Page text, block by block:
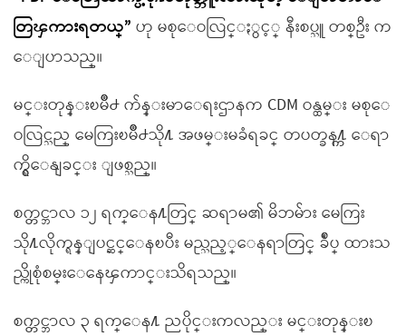
တြၾကားရတယ္” ဟု မစုေဝလြင္ႏွင့္ နီးစပ္သူ တစ္ဦး က
ေျပာသည္။
မင္းတုန္းၿမိဳ႕ က်န္းမာေရးဌာနက CDM ဝန္ထမ္း မစုေ
ဝလြင္သည္ မေကြးၿမိဳ႕သို႔ အဖမ္းမခံရခင္ တပတ္ခန႔္က ေရာ
က္ရွိေနျခင္း ျဖစ္သည္။
စက္တင္ဘာလ ၁၂ ရက္ေန႔တြင္ ဆရာမ၏ မိဘမ်ား မေကြး
သို႔လိုက္ရန္ျပင္ဆင္ေနၿပီး မည္သည့္ေနရာတြင္ ခ်ဳပ္ ထားသ
ည္ကိုစုံစမ္းေနေၾကာင္းသိရသည္။
စက္တင္ဘာလ ၃ ရက္ေန႔ ညပိုင္းကလည္း မင္းတုန္းၿ